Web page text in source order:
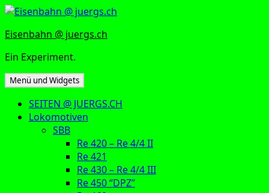
Zum
springen
Eisenbahn @ juergs.ch
Ein Experiment.
Menü und Widgets
SEITEN @ JUERGS.CH
Lokomotiven
SBB
Re 420 – Re 4/4 II
Re 421
Re 430 – Re 4/4 III
Re 450 “DPZ”